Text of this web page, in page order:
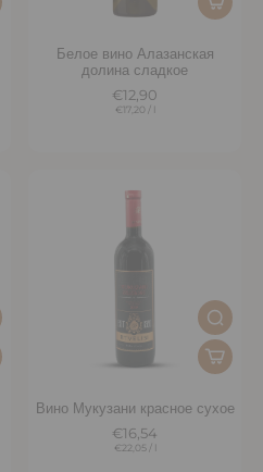
Белое вино Алазанская
долина сладкое
€12,90
€17,20 / l
Вино Мукузани красное сухое
€16,54
€22,05/ l